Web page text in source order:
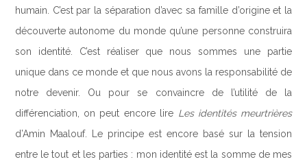
humain. C’est par la séparation d’avec sa famille d’origine et la
découverte autonome du monde qu’une personne construira
son identité. C’est réaliser que nous sommes une partie
unique dans ce monde et que nous avons la responsabilité de
notre devenir. Ou pour se convaincre de l’utilité de la
différenciation, on peut encore lire Les identités meurtrières
d’Amin Maalouf. Le principe est encore basé sur la tension
entre le tout et les parties : mon identité est la somme de mes